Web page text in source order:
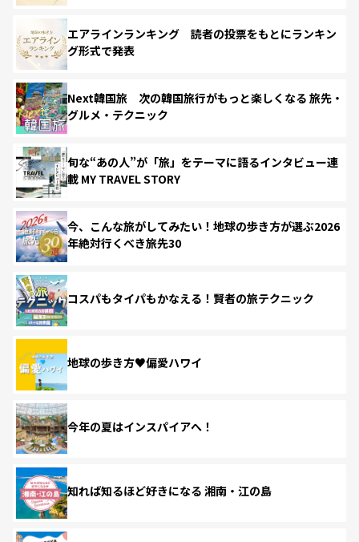
エアラインランキング 読者の投票をもとにランキン
グ形式で発表
Next韓国旅 次の韓国旅行がもっと楽しくなる 旅先・
グルメ・テクニック
旬な“あの人”が「旅」をテーマに語るインタビュー連
載 MY TRAVEL STORY
今、こんな旅がしてみたい！地球の歩き方が選ぶ2026
年絶対行くべき旅先30
コスパもタイパもかなえる！賢者の旅テクニック
地球の歩き方♥偏愛ハワイ
今年の夏はインスパイアへ！
知れば知るほど好きになる 湘南・江の島